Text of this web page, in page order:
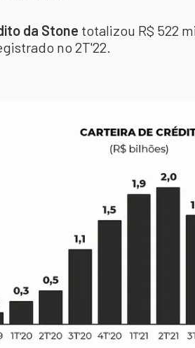
da Stone totalizou R$ 522
no 2T'22.